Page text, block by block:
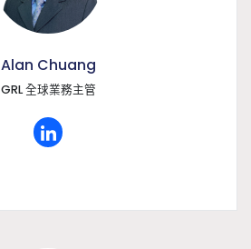
Alan Chuang
GRL 全球業務主管